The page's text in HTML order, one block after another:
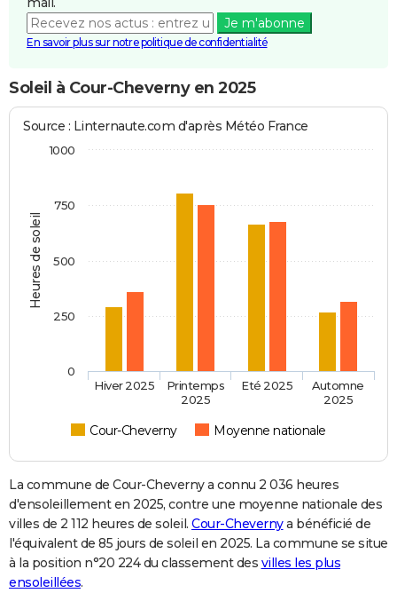
Je m'abonne
En savoir plus sur notre politique de confidentialité
Soleil à Cour-Cheverny en 2025
Heures de soleil
Source : Linternaute.com d'après Météo France
Cour-Cheverny Moyenne nationale
Hiver 2025
Printemps
2025
Eté 2025
Automne
2025
0
250
500
750
1000
La commune de Cour-Cheverny a connu 2 036 heures
d'ensoleillement en 2025, contre une moyenne nationale des
villes de 2 112 heures de soleil. Cour-Chevernya bénéficié de
l'équivalent de 85 jours de soleil en 2025. La commune se situe
à la position n°20 224 du classement des villes les plus
ensoleillées.